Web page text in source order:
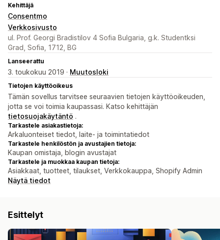
Kehittäjä
Consentmo
Verkkosivusto
ul. Prof. Georgi Bradistilov 4 Sofia Bulgaria, g.k. Studentksi
Grad, Sofia, 1712, BG
Lanseerattu
3. toukokuu 2019 · Muutosloki
Tietojen käyttöoikeus
Tämän sovellus tarvitsee seuraavien tietojen käyttöoikeuden,
jotta se voi toimia kaupassasi. Katso kehittäjän
tietosuojakäytäntö .
Tarkastele asiakastietoja:
Arkaluonteiset tiedot, laite- ja toimintatiedot
Tarkastele henkilöstön ja avustajien tietoja:
Kaupan omistaja, blogin avustajat
Tarkastele ja muokkaa kaupan tietoja:
Asiakkaat, tuotteet, tilaukset, Verkkokauppa, Shopify Admin
Näytä tiedot
Esittelyt